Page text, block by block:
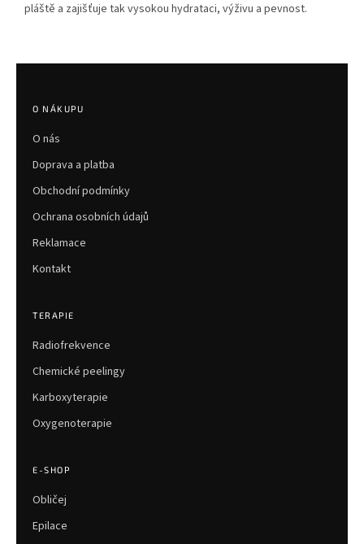
pláště a zajišťuje tak vysokou hydrataci, výživu a pevnost.
O NÁKUPU
O nás
Doprava a platba
Obchodní podmínky
Ochrana osobních údajů
Reklamace
Kontakt
TERAPIE
Radiofrekvence
Chemické peelingy
Karboxyterapie
Oxygenoterapie
E-SHOP
Obličej
Epilace